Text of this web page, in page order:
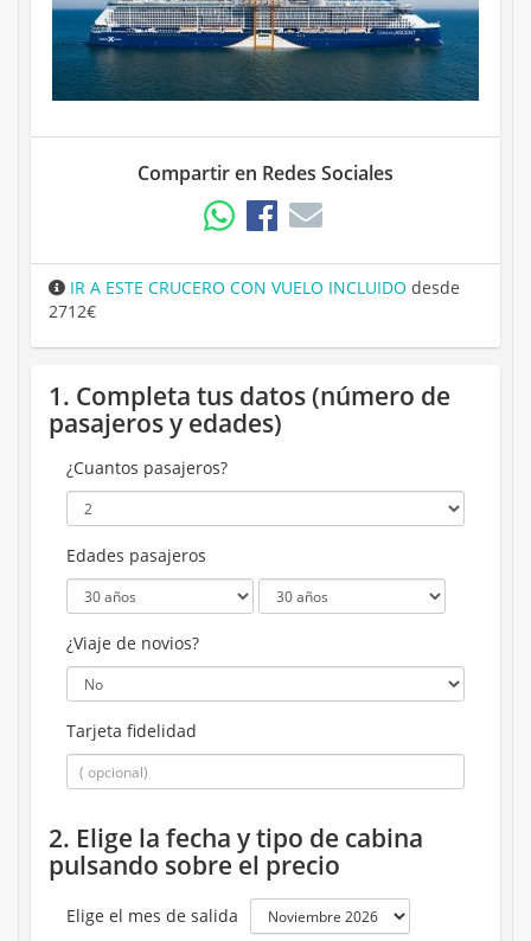
Compartir en Redes Sociales
IR A ESTE CRUCERO CON VUELO INCLUIDO desde
2712€
1. Completa tus datos (número de
pasajeros y edades)
¿Cuantos pasajeros?
Edades pasajeros
¿Viaje de novios?
Tarjeta fidelidad
2. Elige la fecha y tipo de cabina
pulsando sobre el precio
Elige el mes de salida